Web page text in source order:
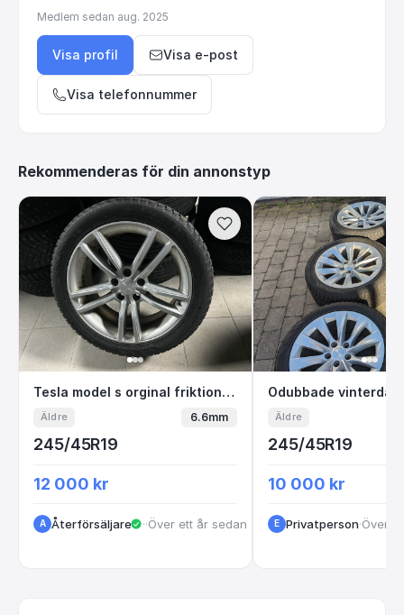
Medlem sedan aug. 2025
Visa profil Visa e-post
Visa telefonnummer
Rekommenderas för din annonstyp
Tesla model s orginal friktion 19”
Tesla model s orginal friktion 19”
Äldre 6.6mm
245/45R19
12 000 kr
A Återförsäljare ·VastraGotaland
·Över ett år sedan
Odubbade
Äldre
245/45R19
10 000 kr
E Privatperson·Över